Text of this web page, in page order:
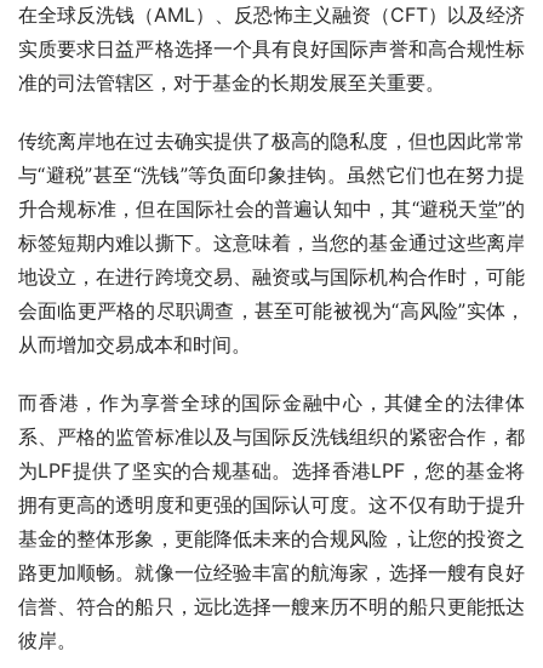
在全球反洗钱（AML）、反恐怖主义融资（CFT）以及经济
实质要求日益严格选择一个具有良好国际声誉和高合规性标
准的司法管辖区，对于基金的长期发展至关重要。
传统离岸地在过去确实提供了极高的隐私度，但也因此常常
与“避税”甚至“洗钱”等负面印象挂钩。虽然它们也在努力提
升合规标准，但在国际社会的普遍认知中，其“避税天堂”的
标签短期内难以撕下。这意味着，当您的基金通过这些离岸
地设立，在进行跨境交易、融资或与国际机构合作时，可能
会面临更严格的尽职调查，甚至可能被视为“高风险”实体，
从而增加交易成本和时间。
而香港，作为享誉全球的国际金融中心，其健全的法律体
系、严格的监管标准以及与国际反洗钱组织的紧密合作，都
为LPF提供了坚实的合规基础。选择香港LPF，您的基金将
拥有更高的透明度和更强的国际认可度。这不仅有助于提升
基金的整体形象，更能降低未来的合规风险，让您的投资之
路更加顺畅。就像一位经验丰富的航海家，选择一艘有良好
信誉、符合的船只，远比选择一艘来历不明的船只更能抵达
彼岸。